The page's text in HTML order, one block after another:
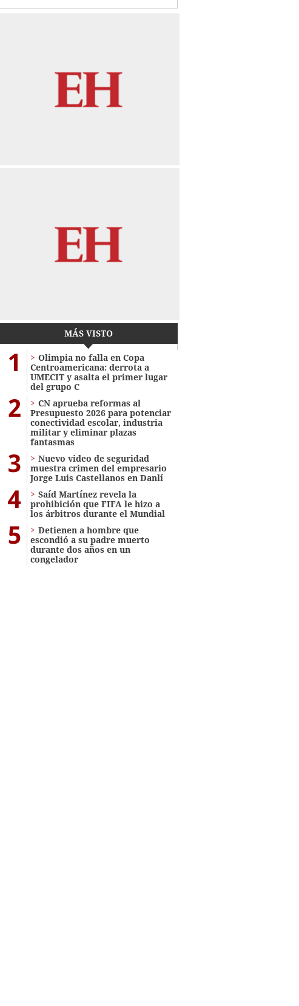
MÁS VISTO
1
Olimpia no falla en Copa
Centroamericana: derrota a
UMECIT y asalta el primer lugar
del grupo C
2
CN aprueba reformas al
Presupuesto 2026 para potenciar
conectividad escolar, industria
militar y eliminar plazas
fantasmas
3
Nuevo video de seguridad
muestra crimen del empresario
Jorge Luis Castellanos en Danlí
4
Saíd Martínez revela la
prohibición que FIFA le hizo a
los árbitros durante el Mundial
5
Detienen a hombre que
escondió a su padre muerto
durante dos años en un
congelador